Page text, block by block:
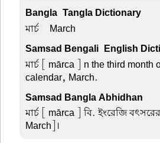
Bangla-Tangla Dictionary
মার্চ – March
Samsad Bengali-English
মার্চ [ mārca ] n the third month
calendar, March.
Samsad Bangla Abhidhan
মার্চ [ mārca ] বি. ইংরেজি
March]।